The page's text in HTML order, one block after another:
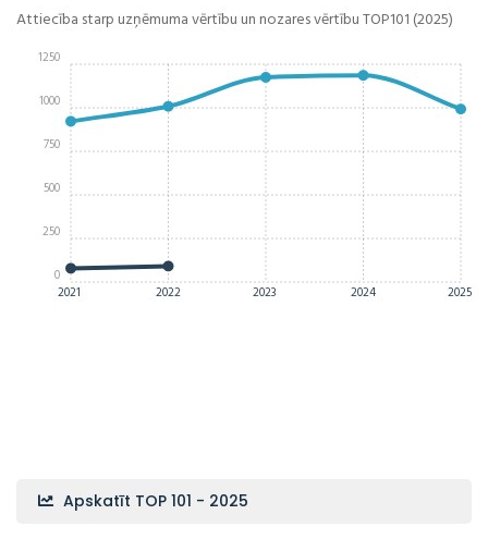
Attiecība starp uzņēmuma vērtību un nozares vērtību TOP101 (2025)
2021 2022 2023 2024 2025
0
250
500
750
1000
1250
Apskatīt TOP 101 - 2025